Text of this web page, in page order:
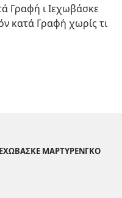
Γραφή ι Ιεχωβάσκε
κατά Γραφή χωρίς τι
ΜΑΡΤΥΡΕΝΓΚΟ